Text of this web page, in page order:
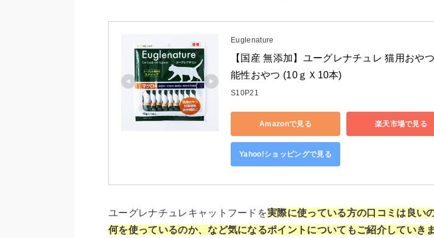
Euglenature
【国産 無添加】ユーグレナチュレ 猫用おや
能性おやつ (10ｇＸ10本)
S10P21
Amazonで見る 楽天市場で見る
Yahoo!ショッピングで見る
ユーグレナチュレキャットフードを実際に使っている方の口コミは良い
何を使っているのか、など気になるポイントについてもご紹介していき